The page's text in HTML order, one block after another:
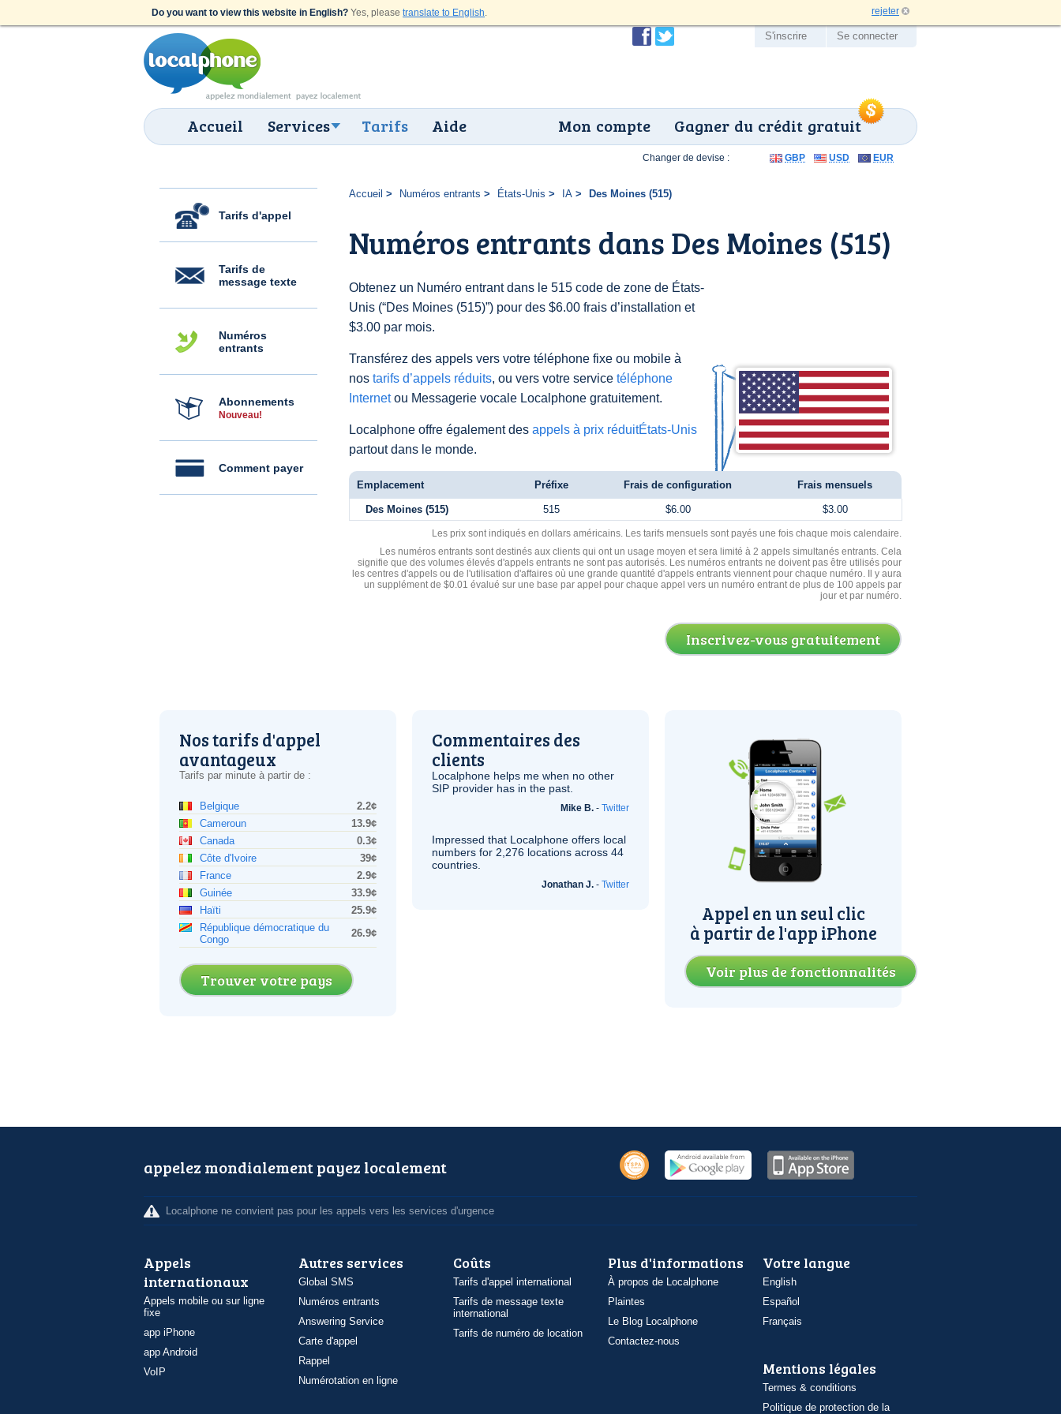
Do you want to view this website in English? Yes, please translate to English. rejeter
Accueil Services Tarifs Aide Gagner du crédit gratuit
Mon compte
S'inscrire Se connecter
Tarifs d'appel
Tarifs de
message texte
Numéros
entrants
Abonnements
Nouveau!
Comment payer
Accueil Numéros entrants États-Unis IA Des Moines (515)
Numéros entrants dans Des Moines (515)
Obtenez un Numéro entrant dans le 515 code de zone de États-
Unis (“Des Moines (515)”) pour des $6.00 frais d’installation et
$3.00 par mois.
Transférez des appels vers votre téléphone fixe ou mobile à
nos tarifs d’appels réduits, ou vers votre service téléphone
Internetou Messagerie vocale Localphone gratuitement.
Localphone offre également des appels à prix réduitÉtats-Unis
partout dans le monde.
Changer de devise : GBP USD EUR
Emplacement Préfixe Frais de configuration Frais mensuels
Des Moines (515) 515 $6.00 $3.00
Les prix sont indiqués en dollars américains. Les tarifs mensuels sont payés une fois chaque mois calendaire.
Les numéros entrants sont destinés aux clients qui ont un usage moyen et sera limité à 2 appels simultanés entrants. Cela
signifie que des volumes élevés d'appels entrants ne sont pas autorisés. Les numéros entrants ne doivent pas être utilisés pour
les centres d'appels ou de l'utilisation d'affaires où une grande quantité d'appels entrants viennent pour chaque numéro. Il y aura
un supplément de $0.01 évalué sur une base par appel pour chaque appel vers un numéro entrant de plus de 100 appels par
jour et par numéro.
Inscrivez-vous gratuitement
Nos tarifs d'appel
avantageux
Tarifs par minute à partir de :
Belgique
2.2¢
Cameroun
13.9¢
Canada
0.3¢
Côte d'Ivoire
39¢
France
2.9¢
Guinée
33.9¢
Haïti
25.9¢
République démocratique du
Congo
26.9¢
Trouver votre pays
Commentaires des
clients
Localphone helps me when no other
SIP provider has in the past.
Mike B. - Twitter
Impressed that Localphone offers local
numbers for 2,276 locations across 44
countries.
Jonathan J. - Twitter
Appel en un seul clic
à partir de l'app iPhone
Voir plus de fonctionnalités
appelez mondialement payez localement
Localphone ne convient pas pour les appels vers les services d'urgence
Appels
internationaux
Appels mobile ou sur ligne
fixe
app iPhone
app Android
VoIP
Autres services
Global SMS
Numéros entrants
Answering Service
Carte d'appel
Rappel
Numérotation en ligne
Coûts
Tarifs d'appel international
Tarifs de message texte
international
Tarifs de numéro de location
Plus d'informations
À propos de Localphone
Plaintes
Le Blog Localphone
Contactez-nous
Votre langue
English
Español
Français
Mentions légales
Termes & conditions
Politique de protection de la